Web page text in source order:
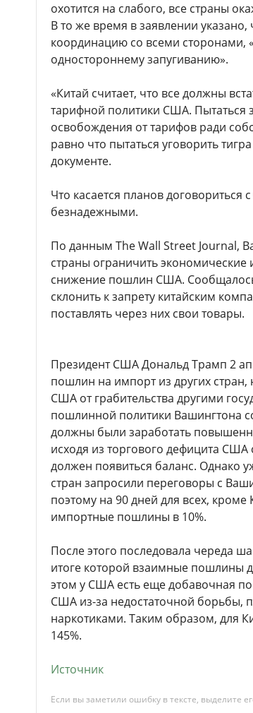
охотится на слабого, все страны
В то же время в заявлении указано,
координацию со всеми сторонами,
одностороннему запугиванию».
«Китай считает, что все должны
тарифной политики США. Пытаться
освобождения от тарифов ради
равно что пытаться уговорить
документе.
Что касается планов
безнадежными.
По данным The Wall Street Journal,
страны ограничить
снижение пошлин США.
склонить к запрету китайским
поставлять через них свои товары.
Президент США Дональд Трамп 2
пошлин на импорт из других
США от грабительства другими
пошлинной политики Вашингтона
должны были заработать
исходя из торгового дефицита США
должен появиться баланс. Однако
стран запросили переговоры с
поэтому на 90 дней для всех, кроме
импортные пошлины в 10%.
После этого последовала череда
итоге которой взаимные пошлины
этом у США есть еще добавочная
США из-за недостаточной борьбы,
наркотиками. Таким образом, для
145%.
Источник
Если вы заметили ошибку в тексте, выделите